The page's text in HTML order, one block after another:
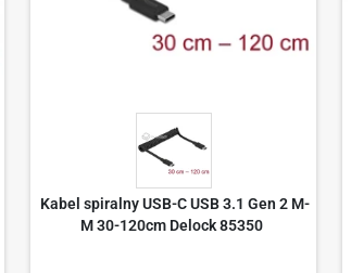
Kabel spiralny USB-C USB 3.1 Gen 2 M-
M 30-120cm Delock 85350